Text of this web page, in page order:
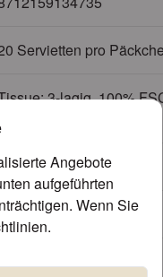
Angebote
aufgeführten
Wenn Sie
.
Servietten pro
3-lagig, 100%
- Pflanzen